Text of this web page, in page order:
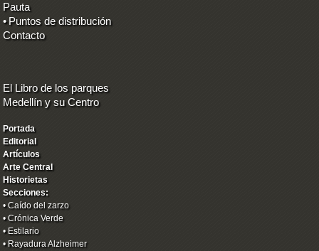
Pauta
• Puntos de distribución
Contacto
El Libro de los parques
Medellín y su Centro
Portada
Editorial
Artículos
Arte Central
Historietas
Secciones:
•Caído del zarzo
•Crónica Verde
• Estilario
• Rayadura Alzheimer